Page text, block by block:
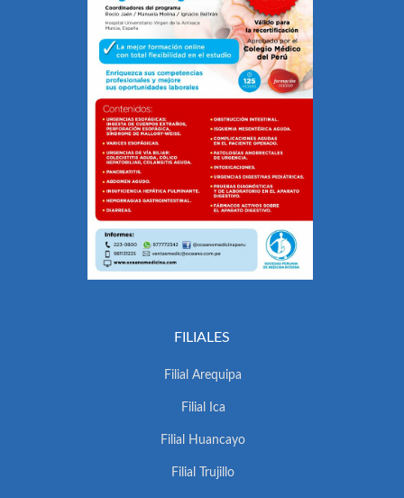
FILIALES
Filial Arequipa
Filial Ica
Filial Huancayo
Filial Trujillo